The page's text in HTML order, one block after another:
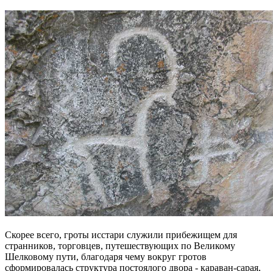
Скорее всего, гроты исстари служили прибежищем для
странников, торговцев, путешествующих по Великому
Шелковому пути, благодаря чему вокруг гротов
сформировалась структура постоялого двора - караван-сарая,